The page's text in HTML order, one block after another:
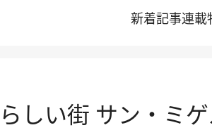
新着記事連載
しい街 サン・ミ